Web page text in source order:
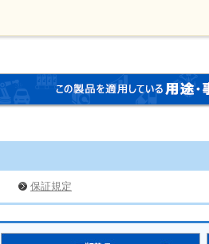
保証規定